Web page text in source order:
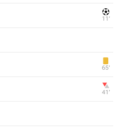
11‎’‎
65‎’‎
41‎’‎